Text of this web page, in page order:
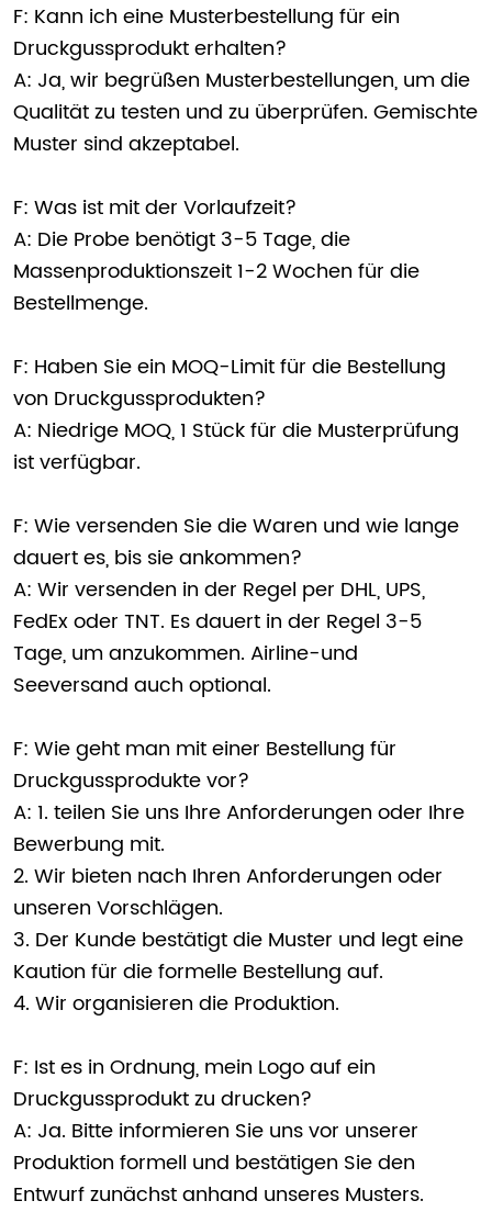
F: Kann ich eine Musterbestellung für ein
Druckgussprodukt erhalten?
A: Ja, wir begrüßen Musterbestellungen, um die
Qualität zu testen und zu überprüfen. Gemischte
Muster sind akzeptabel.
F: Was ist mit der Vorlaufzeit?
A: Die Probe benötigt 3-5 Tage, die
Massenproduktionszeit 1-2 Wochen für die
Bestellmenge.
F: Haben Sie ein MOQ-Limit für die Bestellung
von Druckgussprodukten?
A: Niedrige MOQ, 1 Stück für die Musterprüfung
ist verfügbar.
F: Wie versenden Sie die Waren und wie lange
dauert es, bis sie ankommen?
A: Wir versenden in der Regel per DHL, UPS,
FedEx oder TNT. Es dauert in der Regel 3-5
Tage, um anzukommen. Airline-und
Seeversand auch optional.
F: Wie geht man mit einer Bestellung für
Druckgussprodukte vor?
A: 1. teilen Sie uns Ihre Anforderungen oder Ihre
Bewerbung mit.
2. Wir bieten nach Ihren Anforderungen oder
unseren Vorschlägen.
3. Der Kunde bestätigt die Muster und legt eine
Kaution für die formelle Bestellung auf.
4. Wir organisieren die Produktion.
F: Ist es in Ordnung, mein Logo auf ein
Druckgussprodukt zu drucken?
A: Ja. Bitte informieren Sie uns vor unserer
Produktion formell und bestätigen Sie den
Entwurf zunächst anhand unseres Musters.